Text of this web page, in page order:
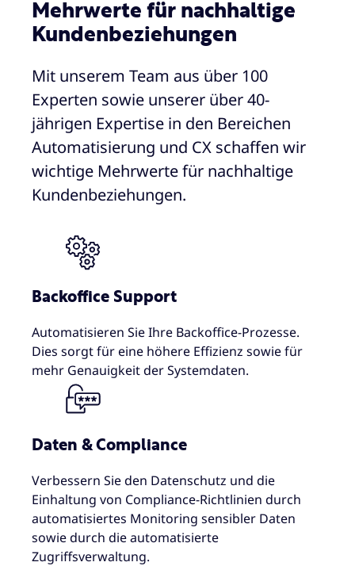
Mehrwerte für nachhaltige
Kundenbeziehungen
Mit unserem Team aus über 100
Experten sowie unserer über 40-
jährigen Expertise in den Bereichen
Automatisierung und CX schaffen wir
wichtige Mehrwerte für nachhaltige
Kundenbeziehungen.
Backoffice Support
Automatisieren Sie Ihre Backoffice-Prozesse.
Dies sorgt für eine höhere Effizienz sowie für
mehr Genauigkeit der Systemdaten.
Daten & Compliance
Verbessern Sie den Datenschutz und die
Einhaltung von Compliance-Richtlinien durch
automatisiertes Monitoring sensibler Daten
sowie durch die automatisierte
Zugriffsverwaltung.